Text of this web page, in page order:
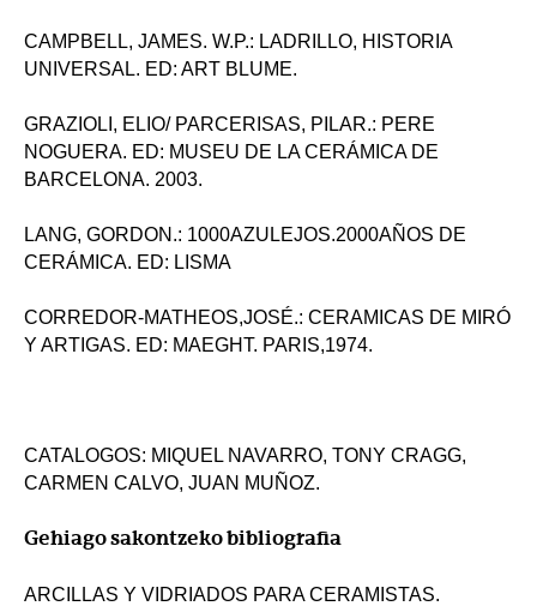
CAMPBELL, JAMES. W.P.: LADRILLO, HISTORIA
UNIVERSAL. ED: ART BLUME.
GRAZIOLI, ELIO/ PARCERISAS, PILAR.: PERE
NOGUERA. ED: MUSEU DE LA CERÁMICA DE
BARCELONA. 2003.
LANG, GORDON.: 1000AZULEJOS.2000AÑOS DE
CERÁMICA. ED: LISMA
CORREDOR-MATHEOS,JOSÉ.: CERAMICAS DE MIRÓ
Y ARTIGAS. ED: MAEGHT. PARIS,1974.
CATALOGOS: MIQUEL NAVARRO, TONY CRAGG,
CARMEN CALVO, JUAN MUÑOZ.
Gehiago sakontzeko bibliografia
ARCILLAS Y VIDRIADOS PARA CERAMISTAS.